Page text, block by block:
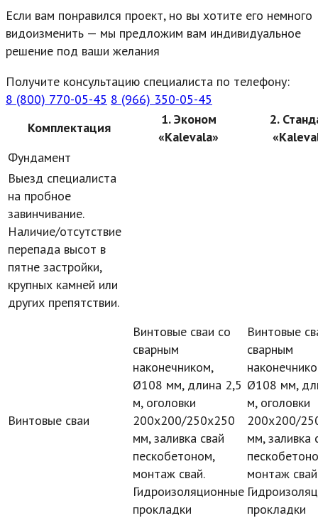
Если вам понравился проект, но вы хотите его немного
видоизменить — мы предложим вам индивидуальное
решение под ваши желания
Получите консультацию специалиста по телефону:
8 (800) 770-05-45 8 (966) 350-05-45
Комплектация
1. Эконом
«Kalevala»
2.
Фундамент
Выезд специалиста
на пробное
завинчивание.
Наличие/отсутствие
перепада высот в
пятне застройки,
крупных камней или
других препятствии.
Винтовые сваи
Винтовые сваи со
сварным
наконечником,
Ø108 мм, длина 2,5
м, оголовки
200х200/250х250
мм, заливка свай
пескобетоном,
монтаж свай.
Гидроизоляционные
прокладки
Винтовые
сварным
Ø108 мм,
м, оголовки
200х200/
мм, заливка
монтаж свай.
прокладки